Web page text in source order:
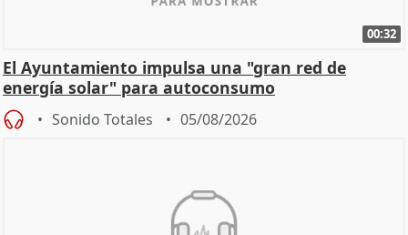
00:32
El Ayuntamiento impulsa una "gran red de
energía solar" para autoconsumo
Sonido Totales 05/08/2026